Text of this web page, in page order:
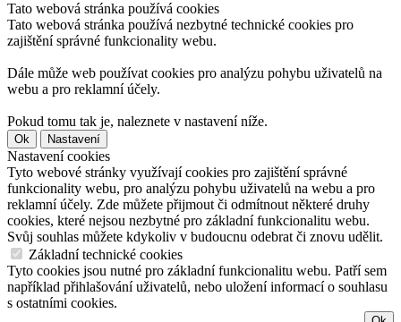
Tato webová stránka používá cookies
Tato webová stránka používá nezbytné technické cookies pro
zajištění správné funkcionality webu.
Dále může web používat cookies pro analýzu pohybu uživatelů na
webu a pro reklamní účely.
Pokud tomu tak je, naleznete v nastavení níže.
Ok Nastavení
Nastavení cookies
Tyto webové stránky využívají cookies pro zajištění správné
funkcionality webu, pro analýzu pohybu uživatelů na webu a pro
reklamní účely. Zde můžete přijmout či odmítnout některé druhy
cookies, které nejsou nezbytné pro základní funkcionalitu webu.
Svůj souhlas můžete kdykoliv v budoucnu odebrat či znovu udělit.
Základní technické cookies
Tyto cookies jsou nutné pro základní funkcionalitu webu. Patří sem
například přihlašování uživatelů, nebo uložení informací o souhlasu
s ostatními cookies.